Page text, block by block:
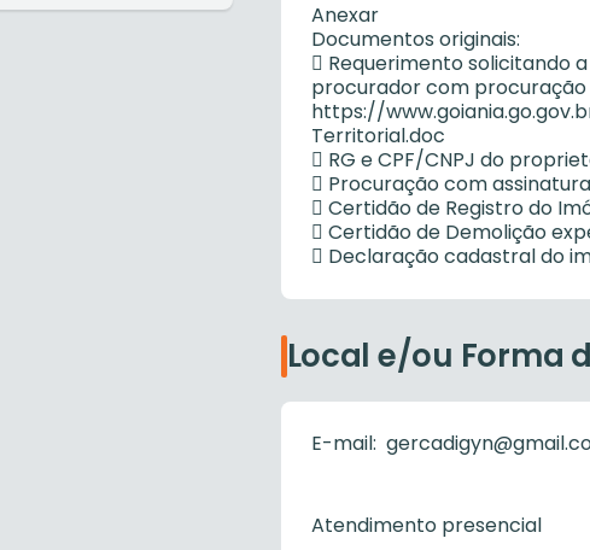
Anexar
Documentos originais:
 Requerimento solicitando
procurador com procuração
https://
Territorial.doc
 RG e CPF/CNPJ do
 Procuração com
 Certidão de Registro do
 Certidão de Demolição
 Declaração cadastral do
Local e/ou Forma
E-mail:
Atendimento presencial